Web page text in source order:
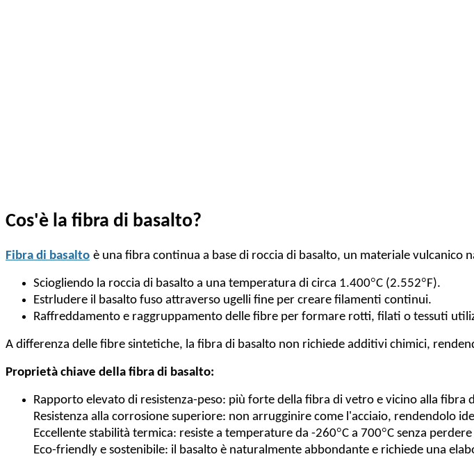
Cos'è la fibra di basalto?
Fibra di basalto è una fibra continua a base di roccia di basalto, un materiale
Sciogliendo la roccia di basalto a una temperatura di circa 1.400°C (2.552° F).
Estrludere il basalto fuso attraverso ugelli fine per creare filamenti continui.
Raffreddamento e raggruppamento delle fibre per formare rotti, filati o tessuti
A differenza delle fibre sintetiche, la fibra di basalto non richiede additivi chimici,
Proprietà chiave della fibra di basalto:
Rapporto elevato di resistenza-peso: più forte della fibra di vetro e vicino alla fibra
Resistenza alla corrosione superiore: non arrugginire come l'acciaio, rendendolo
Eccellente stabilità termica: resiste a temperature da -260°C a 700°C senza
Eco-friendly e sostenibile: il basalto è naturalmente abbondante e richiede una